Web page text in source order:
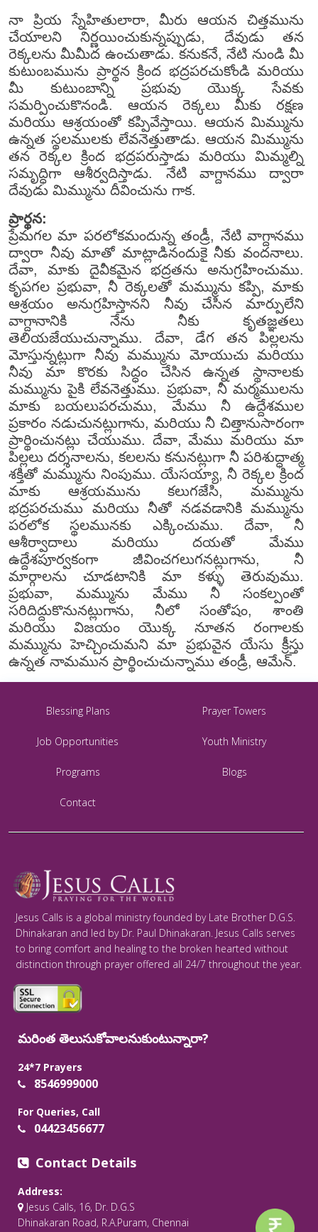
నా ప్రియ స్నేహితులారా, మీరు ఆయన చిత్తమును
చేయాలని నిర్ణయించుకున్నప్పుడు, దేవుడు తన
రెక్కలను మీమీద ఉంచుతాడు. కనుకనే, నేటి నుండి మీ
కుటుంబమును ప్రార్థన క్రింద భద్రపరచుకోండి మరియు
మీ కుటుంబాన్ని ప్రభువు యొక్క సేవకు
సమర్పించుకొనండి. ఆయన రెక్కలు మీకు రక్షణ
మరియు ఆశ్రయంతో కప్పివేస్తాయి. ఆయన మిమ్మును
ఉన్నత స్థలములకు లేవనెత్తుతాడు. ఆయన మిమ్మును
తన రెక్కల క్రింద భద్రపరుస్తాడు మరియు మిమ్మల్ని
సమృద్ధిగా ఆశీర్వదిస్తాడు. నేటి వాగ్దానము ద్వారా
దేవుడు మిమ్మును దీవించును గాక.
ప్రార్థన:
ప్రేమగల మా పరలోకమందున్న తండ్రీ, నేటి వాగ్దానము
ద్వారా నీవు మాతో మాట్లాడినందుకై నీకు వందనాలు.
దేవా, మాకు దైవీకమైన భద్రతను అనుగ్రహించుము.
కృపగల ప్రభువా, నీ రెక్కలతో మమ్మును కప్పి, మాకు
ఆశ్రయం అనుగ్రహిస్తానని నీవు చేసిన మార్పులేని
వాగ్దానానికి నేను నీకు కృతజ్ఞతలు
తెలియజేయుచున్నాము. దేవా, డేగ తన పిల్లలను
మోస్తున్నట్లుగా నీవు మమ్మును మోయుచు మరియు
నీవు మా కొరకు సిద్ధం చేసిన ఉన్నత స్థానాలకు
మమ్మును పైకి లేవనెత్తుము. ప్రభువా, నీ మర్మములను
మాకు బయలుపరచుము, మేము నీ ఉద్దేశముల
ప్రకారం నడుచునట్లుగాను, మరియు నీ చిత్తానుసారంగా
ప్రార్థించునట్లు చేయుము. దేవా, మేము మరియు మా
పిల్లలు దర్శనాలను, కలలను కనునట్లుగా నీ పరిశుద్ధాత్మ
శక్తితో మమ్మును నింపుము. యేసయ్యా, నీ రెక్కల క్రింద
మాకు ఆశ్రయమును కలుగజేసి, మమ్మును
భద్రపరచుము మరియు నీతో నడవడానికి మమ్మును
పరలోక స్థలమునకు ఎక్కించుము. దేవా, నీ
ఆశీర్వాదాలు మరియు దయతో మేము
ఉద్దేశపూర్వకంగా జీవించగలుగనట్లుగాను, నీ
మార్గాలను చూడటానికి మా కళ్ళు తెరువుము.
ప్రభువా, మమ్మును మేము నీ సంకల్పంతో
సరిదిద్దుకొనునట్లుగాను, నీలో సంతోషం, శాంతి
మరియు విజయం యొక్క నూతన రంగాలకు
మమ్మును హెచ్చించుమని మా ప్రభువైన యేసు క్రీస్తు
ఉన్నత నామమున ప్రార్థించుచున్నాము తండ్రీ, ఆమేన్.
Blessing Plans Prayer Towers
Job Opportunities Youth Ministry
Programs Blogs
Contact
Jesus Calls is a global ministry founded by Late Brother D.G.S.
Dhinakaran and led by Dr. Paul Dhinakaran. Jesus Calls serves
to bring comfort and healing to the broken hearted without
distinction through prayer offered all 24/7 throughout the year.
మరింత తెలుసుకోవాలనుకుంటున్నారా?
24*7 Prayers
8546999000
For Queries, Call
04423456677
Contact Details
Address:
Jesus Calls, 16, Dr. D.G.S
Dhinakaran Road, R.A.Puram, Chennai